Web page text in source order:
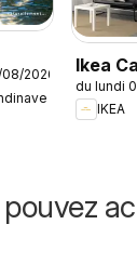
2026
Ikea
des
Nos
du lundi
IKEA